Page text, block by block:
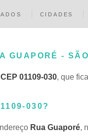
CIDADES
GUAPORÉ -
CEP 01109-030, que
030?
Rua Guaporé,